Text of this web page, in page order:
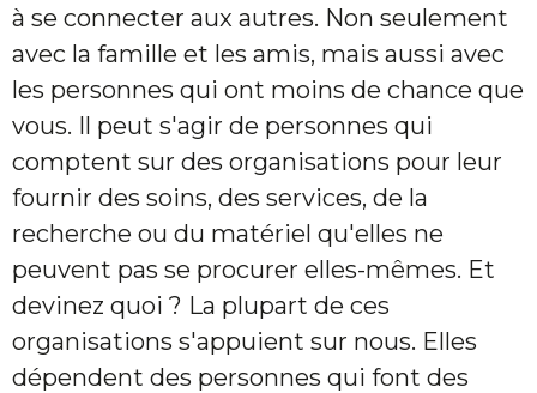
à se connecter aux autres. Non seulement
avec la famille et les amis, mais aussi avec
les personnes qui ont moins de chance que
vous. Il peut s'agir de personnes qui
comptent sur des organisations pour leur
fournir des soins, des services, de la
recherche ou du matériel qu'elles ne
peuvent pas se procurer elles-mêmes. Et
devinez quoi ? La plupart de ces
organisations s'appuient sur nous. Elles
dépendent des personnes qui font des